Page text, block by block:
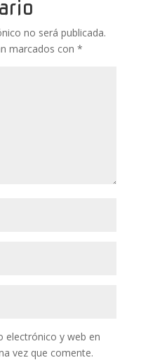
p r
no será publicada.
marcados con *
electrónico y web en
vez que comente.